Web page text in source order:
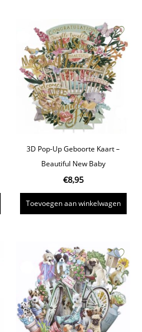
3D Pop-Up Geboorte Kaart –
Beautiful New Baby
€8,95
Toevoegen aan winkelwagen